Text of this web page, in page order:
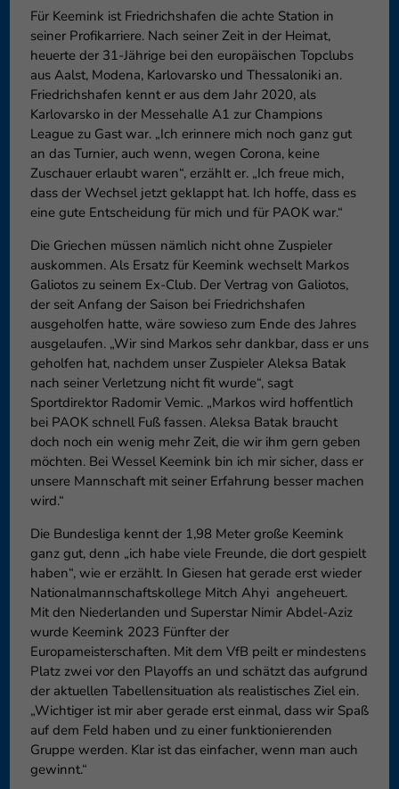
Für Keemink ist Friedrichshafen die achte Station in
seiner Profikarriere. Nach seiner Zeit in der Heimat,
heuerte der 31-Jährige bei den europäischen Topclubs
aus Aalst, Modena, Karlovarsko und Thessaloniki an.
Friedrichshafen kennt er aus dem Jahr 2020, als
Karlovarsko in der Messehalle A1 zur Champions
League zu Gast war. „Ich erinnere mich noch ganz gut
an das Turnier, auch wenn, wegen Corona, keine
Zuschauer erlaubt waren“, erzählt er. „Ich freue mich,
dass der Wechsel jetzt geklappt hat. Ich hoffe, dass es
eine gute Entscheidung für mich und für PAOK war.“
Die Griechen müssen nämlich nicht ohne Zuspieler
auskommen. Als Ersatz für Keemink wechselt Markos
Galiotos zu seinem Ex-Club. Der Vertrag von Galiotos,
der seit Anfang der Saison bei Friedrichshafen
ausgeholfen hatte, wäre sowieso zum Ende des Jahres
ausgelaufen. „Wir sind Markos sehr dankbar, dass er uns
geholfen hat, nachdem unser Zuspieler Aleksa Batak
nach seiner Verletzung nicht fit wurde“, sagt
Sportdirektor Radomir Vemic. „Markos wird hoffentlich
bei PAOK schnell Fuß fassen. Aleksa Batak braucht
doch noch ein wenig mehr Zeit, die wir ihm gern geben
möchten. Bei Wessel Keemink bin ich mir sicher, dass er
unsere Mannschaft mit seiner Erfahrung besser machen
wird.“
Die Bundesliga kennt der 1,98 Meter große Keemink
ganz gut, denn „ich habe viele Freunde, die dort gespielt
haben“, wie er erzählt. In Giesen hat gerade erst wieder
Nationalmannschaftskollege Mitch Ahyi angeheuert.
Mit den Niederlanden und Superstar Nimir Abdel-Aziz
wurde Keemink 2023 Fünfter der
Europameisterschaften. Mit dem VfB peilt er mindestens
Platz zwei vor den Playoffs an und schätzt das aufgrund
der aktuellen Tabellensituation als realistisches Ziel ein.
„Wichtiger ist mir aber gerade erst einmal, dass wir Spaß
auf dem Feld haben und zu einer funktionierenden
Gruppe werden. Klar ist das einfacher, wenn man auch
gewinnt.“